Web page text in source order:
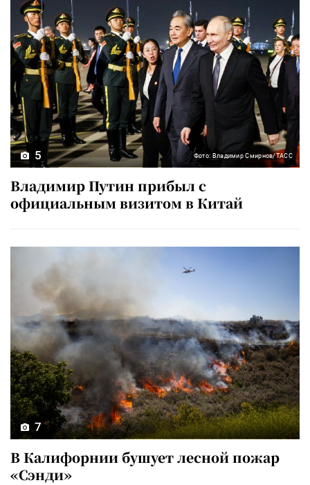
5 Фото: Владимир Смирнов/ТАСС
Владимир Путин прибыл с
официальным визитом в Китай
7
В Калифорнии бушует лесной пожар
«Сэнди»